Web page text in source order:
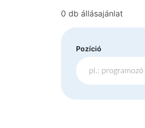
0 db állásajánlat
Pozíció